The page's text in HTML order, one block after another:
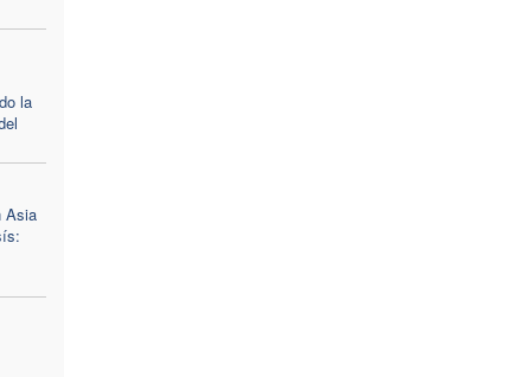
la
Asia